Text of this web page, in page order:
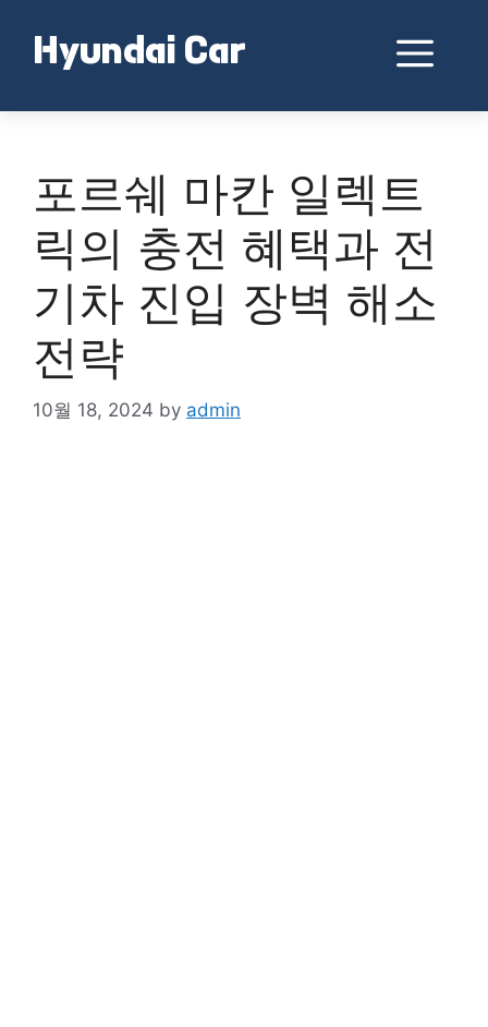
contentHyundai Car
포르쉐 마칸 일렉트
릭의 충전 혜택과 전
기차 진입 장벽 해소
전략
10월 18, 2024 by admin